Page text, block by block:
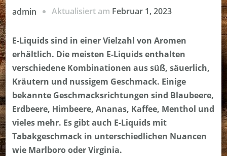
admin Aktualisiert am Februar 1, 2023
E-Liquids sind in einer Vielzahl von Aromen
erhältlich. Die meisten E-Liquids enthalten
verschiedene Kombinationen aus süß, säuerlich,
Kräutern und nussigem Geschmack. Einige
bekannte Geschmacksrichtungen sind Blaubeere,
Erdbeere, Himbeere, Ananas, Kaffee, Menthol und
vieles mehr. Es gibt auch E-Liquids mit
Tabakgeschmack in unterschiedlichen Nuancen
wie Marlboro oder Virginia.